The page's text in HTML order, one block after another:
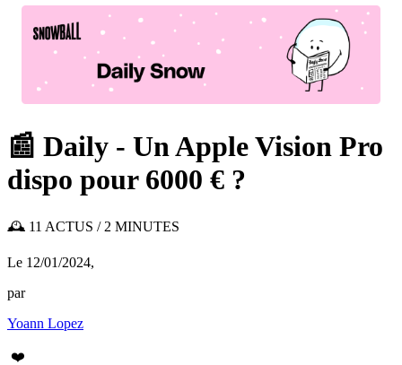
📰 Daily - Un Apple Vision Pro
dispo pour 6000 € ?
🕰️ 11 ACTUS / 2 MINUTES
Le 12/01/2024,
par
Yoann Lopez
❤️